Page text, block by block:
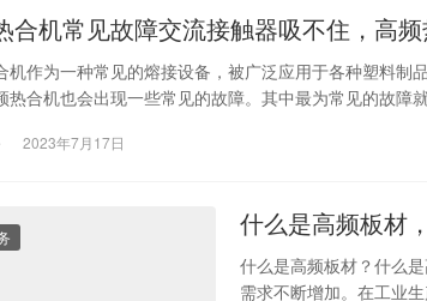
合机常见故障交流接触器吸不住，高
机作为一种常见的熔接设备，被广泛应用于各种塑料
热合机也会出现一些常见的故障。其中最为常见的故障
2023年7月17日
什么是高频板材
什么是高频板材？什么
需求不断增加。在工业